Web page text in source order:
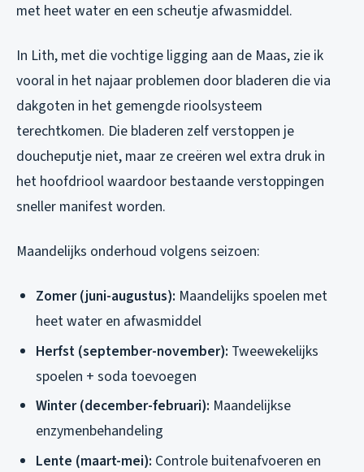
met heet water en een scheutje afwasmiddel.
In Lith, met die vochtige ligging aan de Maas, zie ik
vooral in het najaar problemen door bladeren die via
dakgoten in het gemengde rioolsysteem
terechtkomen. Die bladeren zelf verstoppen je
doucheputje niet, maar ze creëren wel extra druk in
het hoofdriool waardoor bestaande verstoppingen
sneller manifest worden.
Maandelijks onderhoud volgens seizoen:
Zomer (juni-augustus): Maandelijks spoelen met
heet water en afwasmiddel
Herfst (september-november): Tweewekelijks
spoelen + soda toevoegen
Winter (december-februari): Maandelijkse
enzymenbehandeling
Lente (maart-mei): Controle buitenafvoeren en